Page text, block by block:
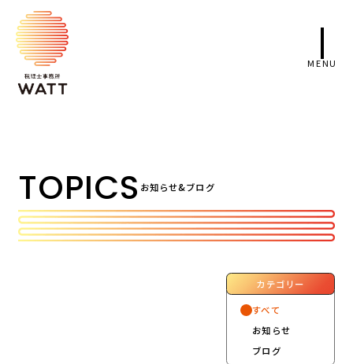
TOPICS お知らせ&ブログ
カテゴリー
すべて
お知らせ
ブログ